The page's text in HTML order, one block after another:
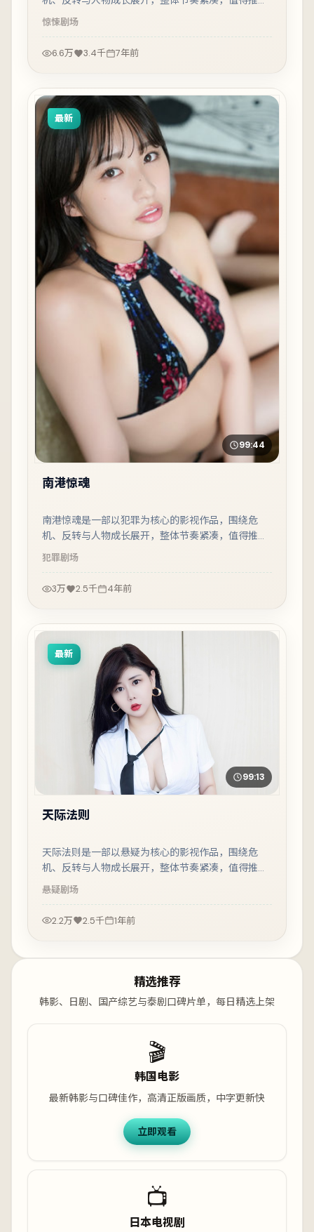
观看。
惊悚剧场
6.6万 3.4千 7年前
最新
99:44
南港惊魂
南港惊魂是一部以犯罪为核心的影视作品，围绕危
机、反转与人物成长展开，整体节奏紧凑，值得推荐
观看。
犯罪剧场
3万 2.5千 4年前
最新
99:13
天际法则
天际法则是一部以悬疑为核心的影视作品，围绕危
机、反转与人物成长展开，整体节奏紧凑，值得推荐
观看。
悬疑剧场
2.2万 2.5千 1年前
精选推荐
韩影、日剧、国产综艺与泰剧口碑片单，每日精选上架
🎬
韩国电影
最新韩影与口碑佳作，高清正版画质，中字更新快
立即观看
📺
日本电视剧